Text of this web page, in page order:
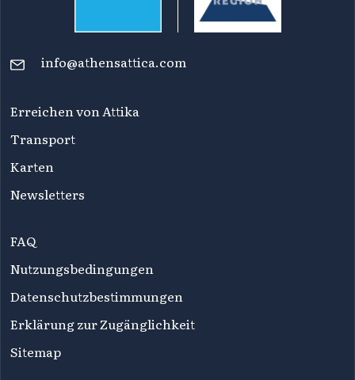
info@athensattica.com
Erreichen von Attika
Transport
Karten
Newsletters
FAQ
Nutzungsbedingungen
Datenschutzbestimmungen
Erklärung zur Zugänglichkeit
Sitemap